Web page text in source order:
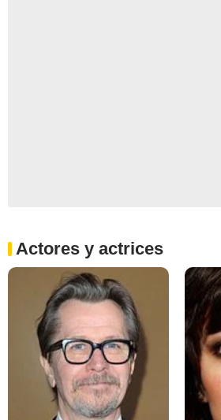
Actores y actrices